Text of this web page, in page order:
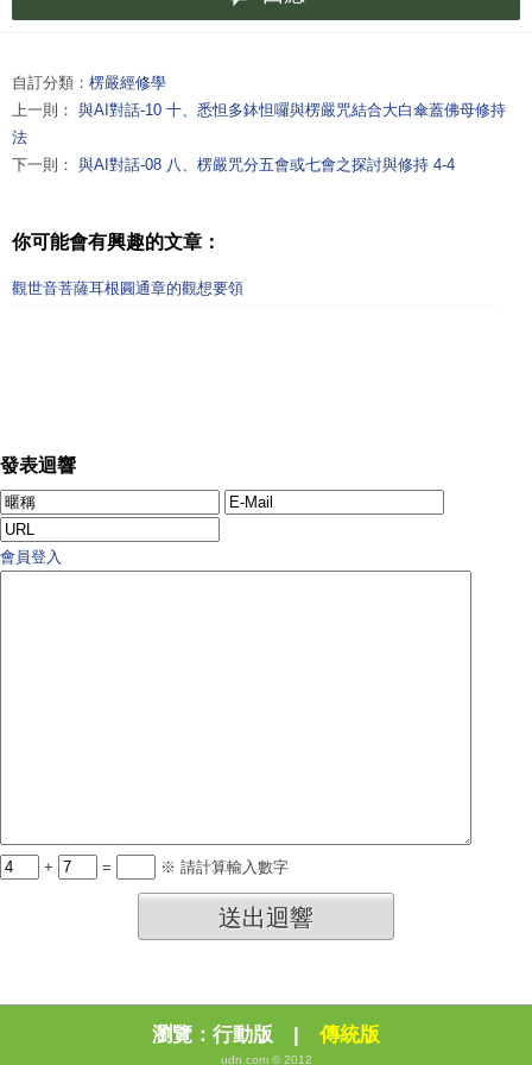
自訂分類： 楞嚴經修學
上一則： 與AI對話-10 十、悉怛多鉢怛囉與楞嚴咒結合大白傘蓋佛母修持
法
下一則： 與AI對話-08 八、楞嚴咒分五會或七會之探討與修持 4-4
你可能會有興趣的文章：
觀世音菩薩耳根圓通章的觀想要領
發表迴響
會員登入
+ = ※ 請計算輸入數字
送出迴響
瀏覽： 行動版 | 傳統版
udn.com © 2012